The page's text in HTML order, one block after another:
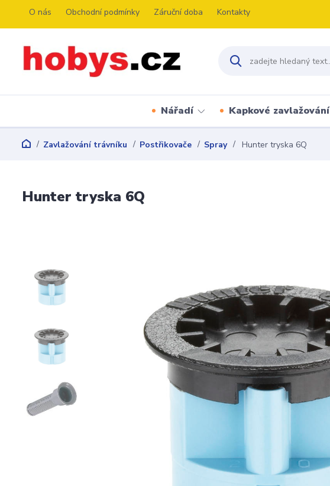
O nás Obchodní podmínky Záruční doba Kontakty
Nářadí Kapkové zavlažování
Zavlažování trávníku Postřikovače Spray Hunter tryska 6Q
Hunter tryska 6Q